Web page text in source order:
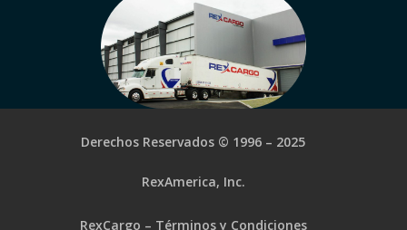
Derechos Reservados © 1996 – 2025
RexAmerica, Inc.
RexCargo – Términos y Condiciones